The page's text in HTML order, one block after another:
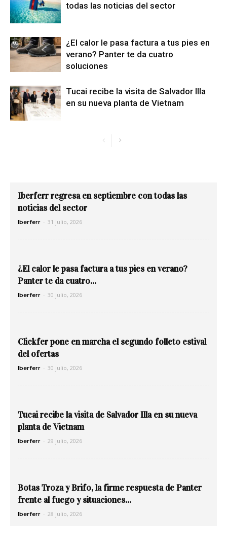
todas las noticias del sector
¿El calor le pasa factura a tus pies en
verano? Panter te da cuatro
soluciones
Tucai recibe la visita de Salvador Illa
en su nueva planta de Vietnam
Iberferr regresa en septiembre con todas las
noticias del sector
Iberferr - 31 julio, 2026
¿El calor le pasa factura a tus pies en verano?
Panter te da cuatro...
Iberferr - 30 julio, 2026
Clickfer pone en marcha el segundo folleto estival
del ofertas
Iberferr - 30 julio, 2026
Tucai recibe la visita de Salvador Illa en su nueva
planta de Vietnam
Iberferr - 29 julio, 2026
Botas Troza y Brifo, la firme respuesta de Panter
frente al fuego y situaciones...
Iberferr - 28 julio, 2026